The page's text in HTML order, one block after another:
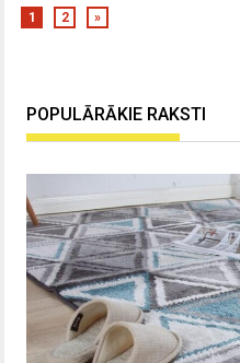
1 2 »
POPULĀRĀKIE RAKSTI